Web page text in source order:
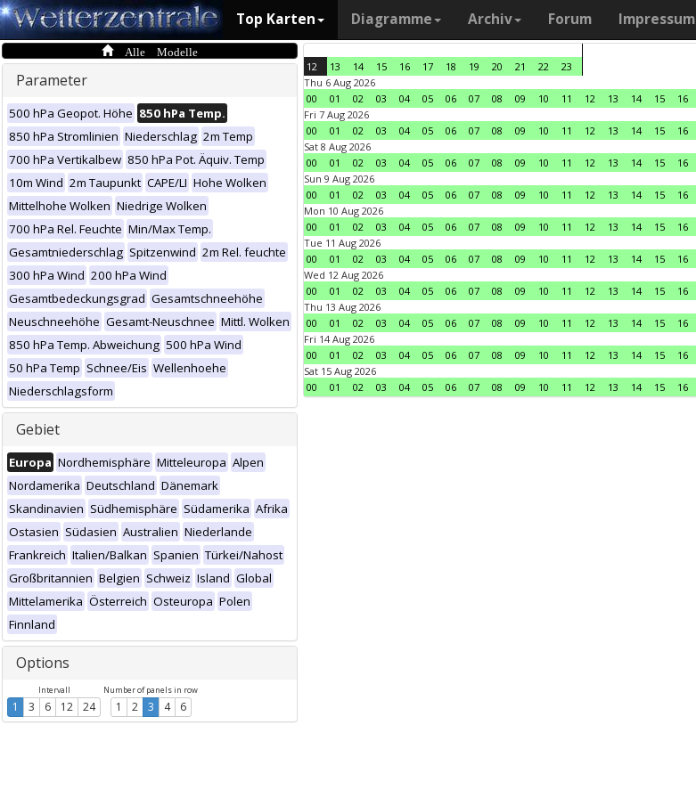
Top Karten Diagramme Archiv Forum Impressum
Alle Modelle
Parameter
500 hPa Geopot. Höhe 850 hPa Temp.
850 hPa Stromlinien Niederschlag 2m Temp
700 hPa Vertikalbew 850 hPa Pot. Äquiv. Temp
10m Wind 2m Taupunkt CAPE/LI Hohe Wolken
Mittelhohe Wolken Niedrige Wolken
700 hPa Rel. Feuchte Min/Max Temp.
Gesamtniederschlag Spitzenwind 2m Rel. feuchte
300 hPa Wind 200 hPa Wind
Gesamtbedeckungsgrad Gesamtschneehöhe
Neuschneehöhe Gesamt-Neuschnee Mittl. Wolken
850 hPa Temp. Abweichung 500 hPa Wind
50 hPa Temp Schnee/Eis Wellenhoehe
Niederschlagsform
Gebiet
Europa Nordhemisphäre Mitteleuropa Alpen
Nordamerika Deutschland Dänemark
Skandinavien Südhemisphäre Südamerika Afrika
Ostasien Südasien Australien Niederlande
Frankreich Italien/Balkan Spanien Türkei/Nahost
Großbritannien Belgien Schweiz Island Global
Mittelamerika Österreich Osteuropa Polen
Finnland
Options
Intervall
1 3 6 12 24
Number of panels in row
1 2 3 4 6
12 13 14 15 16 17 18 19 20 21 22
23
Thu 6 Aug 2026
00
01 02 03 04 05 06 07 08 09 10 11 12 13 14 15 16
Fri 7 Aug 2026
00
01 02 03 04 05 06 07 08 09 10 11 12 13 14 15 16
Sat 8 Aug 2026
00
01 02 03 04 05 06 07 08 09 10 11 12 13 14 15 16
Sun 9 Aug 2026
00
01 02 03 04 05 06 07 08 09 10 11 12 13 14 15 16
Mon 10 Aug 2026
00
01 02 03 04 05 06 07 08 09 10 11 12 13 14 15 16
Tue 11 Aug 2026
00
01 02 03 04 05 06 07 08 09 10 11 12 13 14 15 16
Wed 12 Aug 2026
00
01 02 03 04 05 06 07 08 09 10 11 12 13 14 15 16
Thu 13 Aug 2026
00
01 02 03 04 05 06 07 08 09 10 11 12 13 14 15 16
Fri 14 Aug 2026
00
01 02 03 04 05 06 07 08 09 10 11 12 13 14 15 16
Sat 15 Aug 2026
00
01 02 03 04 05 06 07 08 09 10 11 12 13 14 15 16